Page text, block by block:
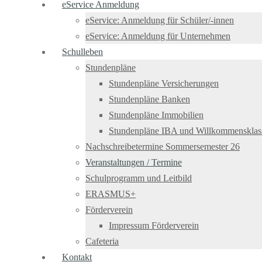
eService Anmeldung
eService: Anmeldung für Schüler/-innen
eService: Anmeldung für Unternehmen
Schulleben
Stundenpläne
Stundenpläne Versicherungen
Stundenpläne Banken
Stundenpläne Immobilien
Stundenpläne IBA und
Nachschreibetermine Sommersemester 26
Veranstaltungen / Termine
Schulprogramm und Leitbild
ERASMUS+
Förderverein
Impressum Förderverein
Cafeteria
Kontakt